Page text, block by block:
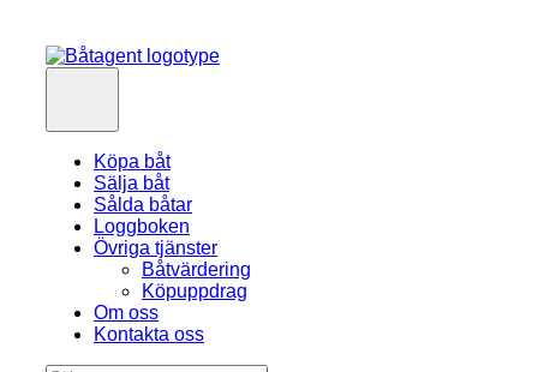
Köpa båt
Sälja båt
Sålda båtar
Loggboken
Övriga tjänster
Båtvärdering
Köpuppdrag
Om oss
Kontakta oss